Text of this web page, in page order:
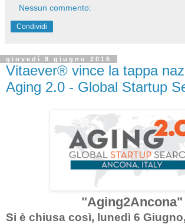
Nessun commento:
Condividi
giovedì 9 giugno 2016
Vitaever® vince la tappa
Aging 2.0 - Global Startup
"Aging2Ancona"
Si è chiusa così, lunedì 6